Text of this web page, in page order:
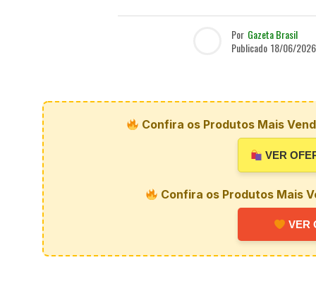
Por Gazeta Brasil
Publicado 18/06/2026
Confira os Produtos Mais
VER
Confira os Produtos Mais
VER